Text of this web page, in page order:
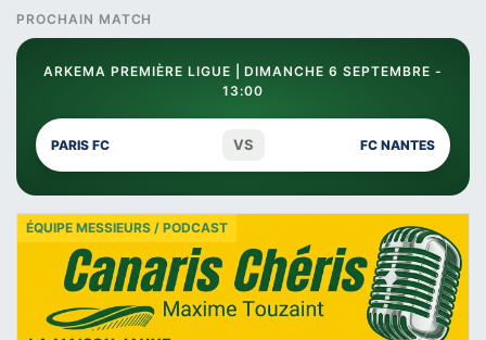
PROCHAIN MATCH
ARKEMA PREMIÈRE LIGUE | DIMANCHE 6 SEPTEMBRE -
13:00
PARIS FC VS FC NANTES
ÉQUIPE MESSIEURS / PODCAST